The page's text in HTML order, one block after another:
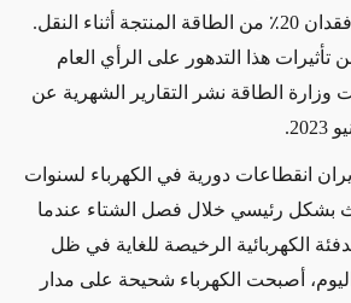
20٪ من الطاقة المنتجة أثناء النقل.
هذا التدهور على الرأي العام
وزارة الطاقة نشر التقارير الشهرية عن
إيران انقطاعات دورية في الكهرباء لسنوات
بشكل رئيسي خلال فصل الشتاء عندما
الكهربائية الرخيصة للغاية في ظل
أصبحت الكهرباء شحيحة على مدار